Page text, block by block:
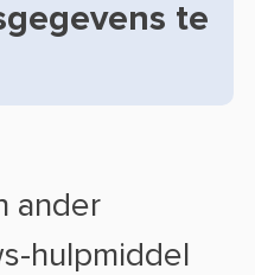
te
ander
hulpmiddel